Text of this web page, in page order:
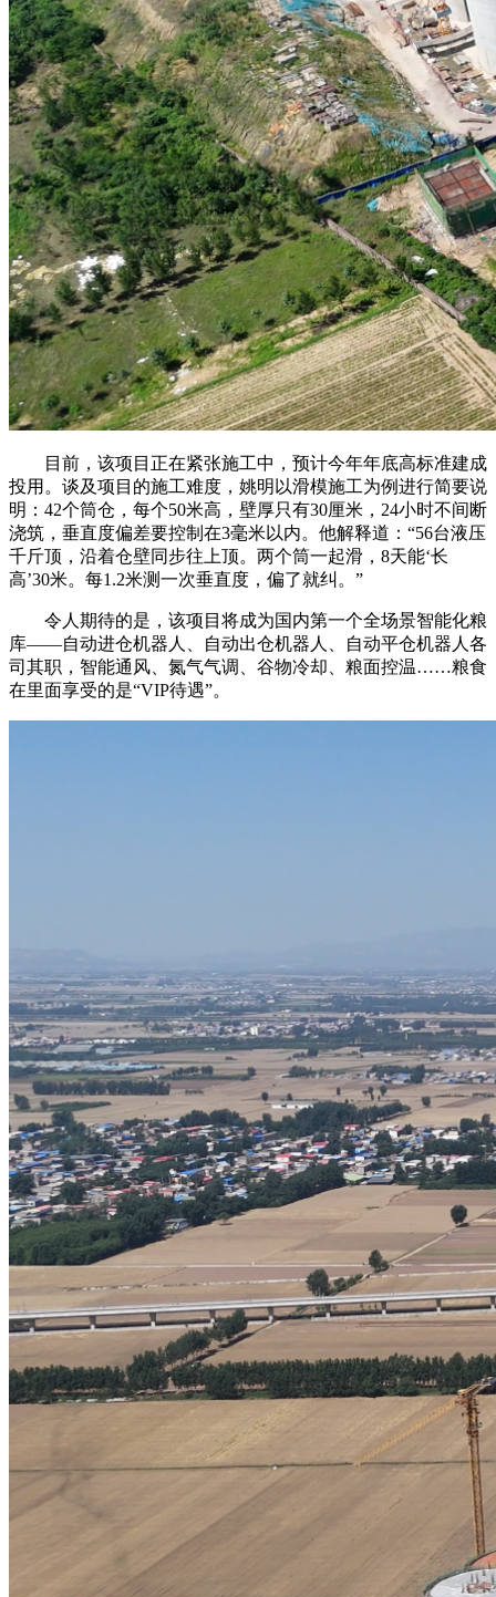
目前，该项目正在紧张施工中，预计今年年底高标准建成
投用。谈及项目的施工难度，姚明以滑模施工为例进行简要说
明：42个筒仓，每个50米高，壁厚只有30厘米，24小时不间断
浇筑，垂直度偏差要控制在3毫米以内。他解释道：“56台液压
千斤顶，沿着仓壁同步往上顶。两个筒一起滑，8天能‘长
高’30米。每1.2米测一次垂直度，偏了就纠。”
令人期待的是，该项目将成为国内第一个全场景智能化粮
库——自动进仓机器人、自动出仓机器人、自动平仓机器人各
司其职，智能通风、氮气气调、谷物冷却、粮面控温……粮食
在里面享受的是“VIP待遇”。